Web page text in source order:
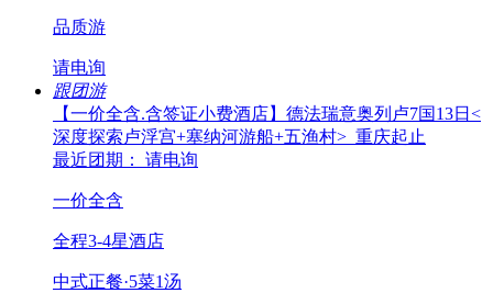
品质游
请电询
跟团游
【一价全含.含签证小费酒店】德法瑞意奥列卢7国13日<
深度探索卢浮宫+塞纳河游船+五渔村>_重庆起止
最近团期： 请电询
一价全含
全程3-4星酒店
中式正餐·5菜1汤